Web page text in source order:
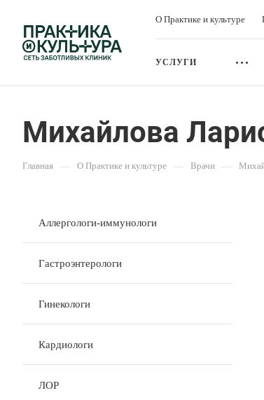
О Практике и культуре
УСЛУГИ
Михайлова
Главная — О Практике и культуре — Врачи —
Аллергологи-иммунологи
Гастроэнтерологи
Гинекологи
Кардиологи
ЛОР